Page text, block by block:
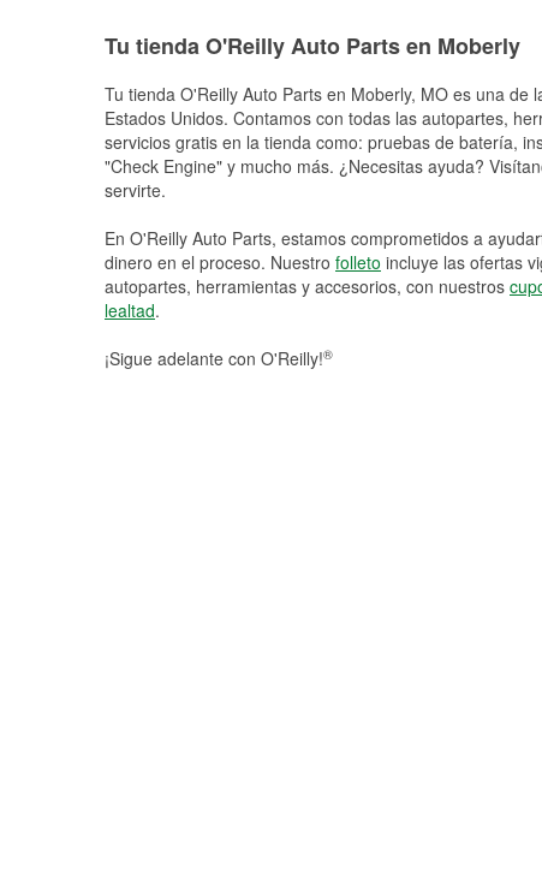
Tu tienda O'Reilly Auto Parts en Moberly
Tu tienda O'Reilly Auto Parts en Moberly, MO es una de
Estados Unidos. Contamos con todas las autopartes,
servicios gratis en la tienda como: pruebas de batería,
"Check Engine" y mucho más. ¿Necesitas ayuda?
servirte.
En O'Reilly Auto Parts, estamos comprometidos a
dinero en el proceso. Nuestro folleto incluye las ofertas
autopartes, herramientas y accesorios, con nuestros
lealtad.
¡Sigue adelante con O'Reilly!®